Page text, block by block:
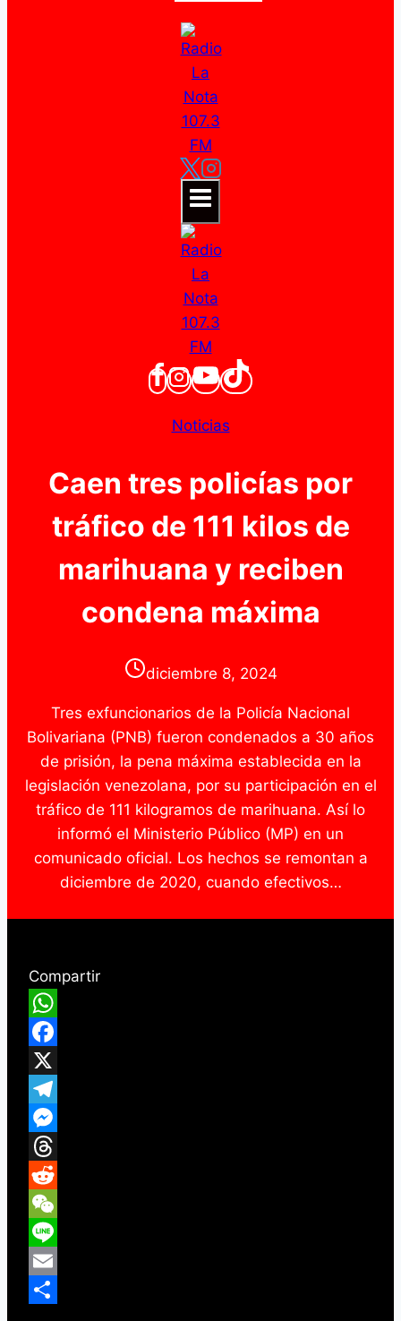
Noticias
Caen tres policías por
tráfico de 111 kilos de
marihuana y reciben
condena máxima
diciembre 8, 2024
Tres exfuncionarios de la Policía Nacional
Bolivariana (PNB) fueron condenados a 30 años
de prisión, la pena máxima establecida en la
legislación venezolana, por su participación en el
tráfico de 111 kilogramos de marihuana. Así lo
informó el Ministerio Público (MP) en un
comunicado oficial. Los hechos se remontan a
diciembre de 2020, cuando efectivos…
Compartir
WhatsApp
Facebook
X
Telegram
Messenger
Threads
Reddit
WeChat
Line
Email